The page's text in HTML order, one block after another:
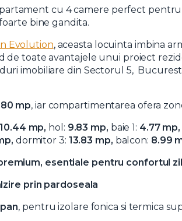
cu 4 camere perfect pentru
bine gandita.
Evolution, aceasta locuinta imbina
de toate avantajele unui proiect
imobiliare din Sectorul 5,
mp, iar compartimentarea ofera
10.44 mp, hol: 9.83 mp, baie 1: 4.77 mp,
dormitor 3: 13.83 mp, balcon: 8.99
esentiale pentru confortul
prin pardoseala
, pentru izolare fonica si termica